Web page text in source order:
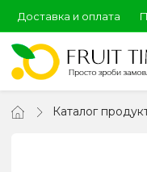
Доставка и оплата
Каталог